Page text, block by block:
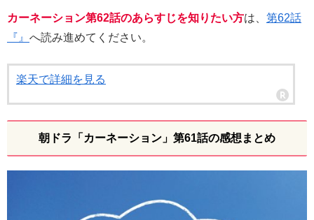
カーネーション第62話のあらすじを知りたい方は、 第62話
『』 へ読み進めてください。
楽天で詳細を見る
朝ドラ「カーネーション」第61話の感想まとめ